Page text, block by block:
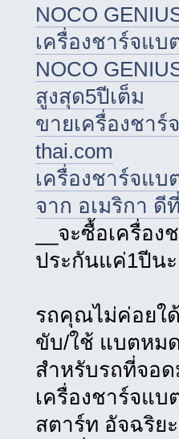
NOCO
เครื่องชาร์จแ
NOCO
สูงสุด5ปีเต็ม
ขายเครื่องชา
thai.com
เครื่องชาร์จแบ
จาก อเมริกา
__จะซื้อเครื่อ
ประกันแค่1ปีน
รถคุณไม่ค่อยใ
ขับ/ใช้ แบตหม
สำหรับรถที่จอ
เครื่องชาร์จแ
สตาร์ท อัจฉริย